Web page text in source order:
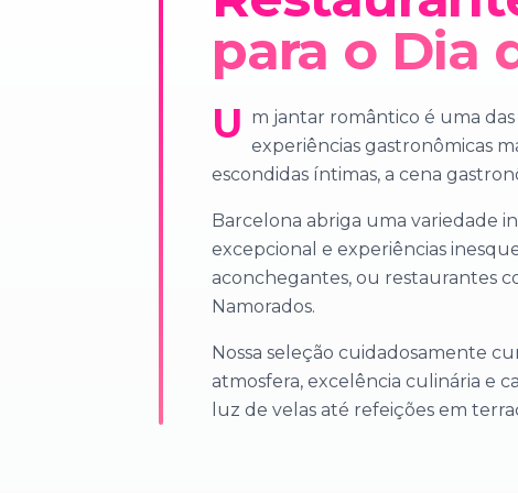
para o Dia
U m jantar romântico é uma
experiências gastronômicas
escondidas íntimas, a cena
Barcelona abriga uma variedade
excepcional e experiências
aconchegantes, ou restaurantes
Namorados.
Nossa seleção cuidadosamente
atmosfera, excelência culinária e
luz de velas até refeições em